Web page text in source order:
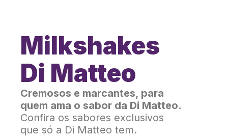
Milkshakes
Di Matteo
Cremosos e marcantes, para
quem ama o sabor da Di Matteo.
Confira os sabores exclusivos
que só a Di Matteo tem.